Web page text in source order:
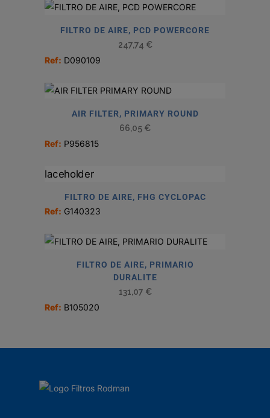
FILTRO DE AIRE, PCD POWERCORE
247,74 €
Ref: D090109
AIR FILTER, PRIMARY ROUND
66,05 €
Ref: P956815
FILTRO DE AIRE, FHG CYCLOPAC
Ref: G140323
FILTRO DE AIRE, PRIMARIO
DURALITE
131,07 €
Ref: B105020